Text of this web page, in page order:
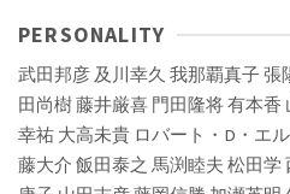
PERSONALITY
武田邦彦 及川幸久 我那覇真子張
田尚樹藤井厳喜 門田隆将有本香
幸祐 大高未貴 ロバート・D・エ
藤大介 飯田泰之 馬渕睦夫 松田学